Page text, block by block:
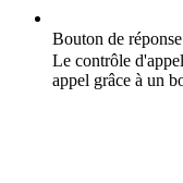
Bouton de réponse
Le contrôle
appel grâce à un